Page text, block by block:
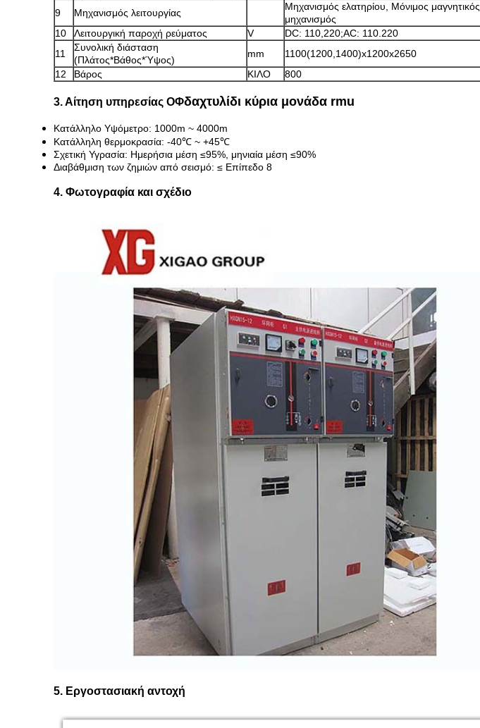
9
Μηχανισμός λειτουργίας
Μηχανισμός ελατηρίου, Μόνιμος μαγνητικός
μηχανισμός
10
Λειτουργική παροχή ρεύματος V
DC: 110,220;AC: 110.220
11
Συνολική διάσταση
(Πλάτος*Βάθος*Ύψος)
mm
1100(1200,1400)x1200x2650
12
Βάρος ΚΙΛΟ 800
3. Αίτηση υπηρεσίας ΟΦδαχτυλίδι κύρια μονάδα rmu
Κατάλληλο Υψόμετρο: 1000m ~ 4000m
Κατάλληλη θερμοκρασία: -40℃ ~ +45℃
Σχετική Υγρασία: Ημερήσια μέση ≤95%, μηνιαία μέση ≤90%
Διαβάθμιση των ζημιών από σεισμό: ≤ Επίπεδο 8
4. Φωτογραφία και σχέδιο
5. Εργοστασιακή αντοχή